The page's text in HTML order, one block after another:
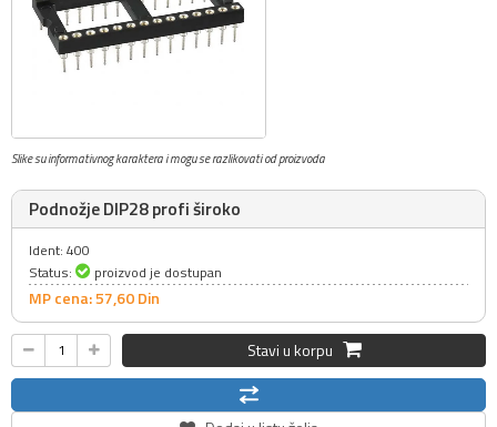
Slike su informativnog karaktera i mogu se razlikovati od proizvoda
Podnožje DIP28 profi široko
Ident: 400
Status:
proizvod je dostupan
MP cena: 57,60Din
Stavi u korpu